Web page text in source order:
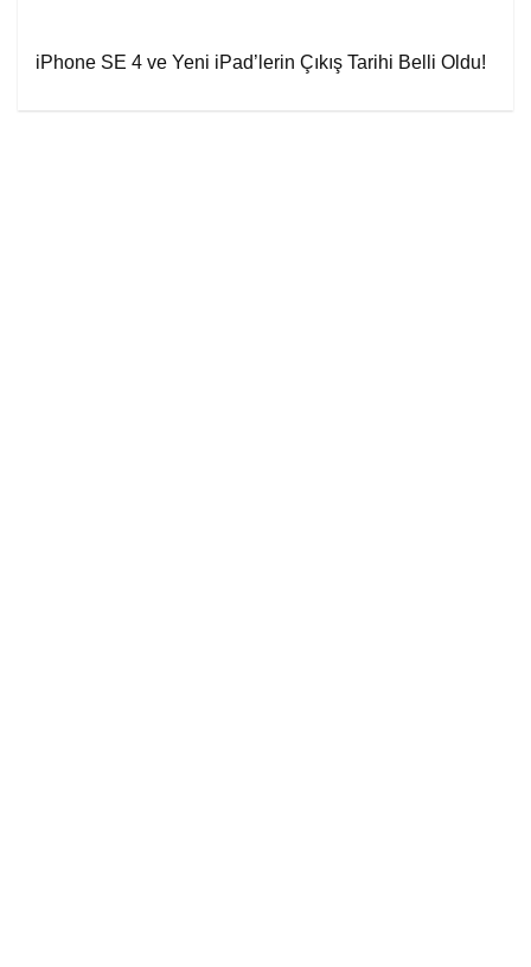
iPhone SE 4 ve Yeni iPad’lerin Çıkış Tarihi Belli Oldu!